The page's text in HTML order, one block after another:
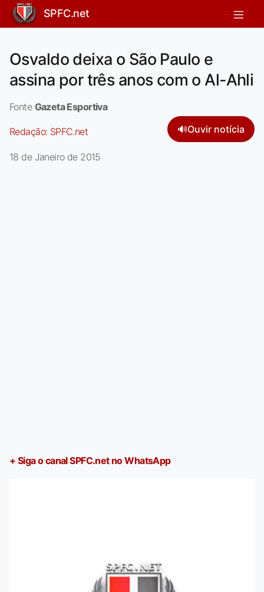
SPFC.net
Osvaldo deixa o São Paulo e
assina por três anos com o Al-Ahli
Fonte Gazeta Esportiva
Redação: SPFC.net 🔊Ouvir notícia
18 de Janeiro de 2015
+ Siga o canal SPFC.net no WhatsApp